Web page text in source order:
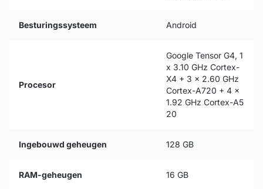
Besturingssysteem Android
Procesor
Google Tensor G4, 1
x 3.10 GHz Cortex-
X4 + 3 x 2.60 GHz
Cortex-A720 + 4 x
1.92 GHz Cortex-A5
20
Ingebouwd geheugen 128 GB
RAM-geheugen 16 GB